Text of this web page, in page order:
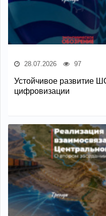
28.07.2026 97
Устойчивое развитие
цифровизации